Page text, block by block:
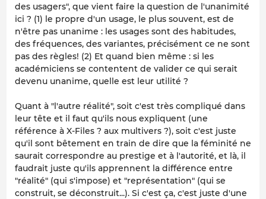
des usagers", que vient faire la question de l'unanimité
ici ? (1) le propre d'un usage, le plus souvent, est de
n'être pas unanime : les usages sont des habitudes,
des fréquences, des variantes, précisément ce ne sont
pas des règles! (2) Et quand bien même : si les
académiciens se contentent de valider ce qui serait
devenu unanime, quelle est leur utilité ?
Quant à "l'autre réalité", soit c'est très compliqué dans
leur tête et il faut qu'ils nous expliquent (une
référence à X-Files ? aux multivers ?), soit c'est juste
qu'il sont bêtement en train de dire que la féminité ne
saurait correspondre au prestige et à l'autorité, et là, il
faudrait juste qu'ils apprennent la différence entre
"réalité" (qui s'impose) et "représentation" (qui se
construit, se déconstruit...). Si c'est ça, c'est juste d'une